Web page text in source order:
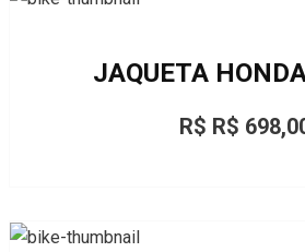
JAQUETA
R$ R$